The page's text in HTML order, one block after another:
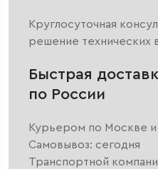
Круглосуточная
решение технических
Быстрая
по России
Курьером по Москве
Самовывоз: сегодня
Транспортной